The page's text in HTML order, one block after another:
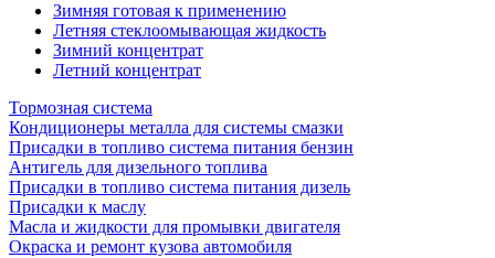
Зимняя готовая к применению
Летняя стеклоомывающая жидкость
Зимний концентрат
Летний концентрат
Тормозная система
Кондиционеры металла для системы смазки
Присадки в топливо система питания бензин
Антигель для дизельного топлива
Присадки в топливо система питания дизель
Присадки к маслу
Масла и жидкости для промывки двигателя
Окраска и ремонт кузова автомобиля